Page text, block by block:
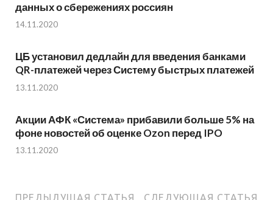
данных о сбережениях россиян
14.11.2020
ЦБ установил дедлайн для введения банками
QR-платежей через Систему быстрых платежей
13.11.2020
Акции АФК «Система» прибавили больше 5% на
фоне новостей об оценке Ozon перед IPO
13.11.2020
ПРЕДЫДУЩАЯ СТАТЬЯ СЛЕДУЮЩАЯ СТАТЬЯ